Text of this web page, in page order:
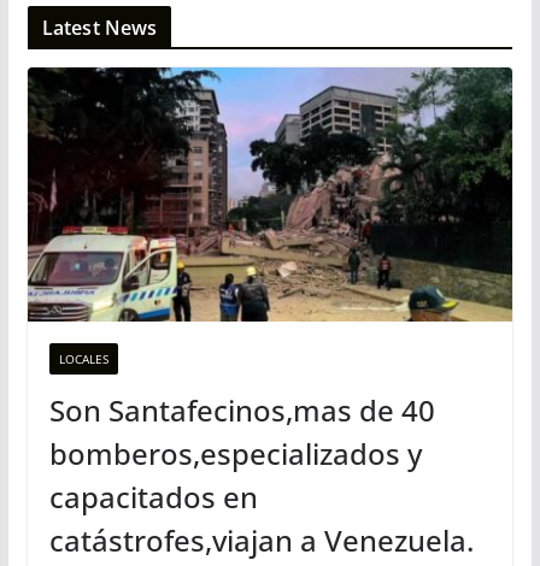
Latest News
LOCALES
Son Santafecinos,mas de 40
bomberos,especializados y
capacitados en
catástrofes,viajan a Venezuela.